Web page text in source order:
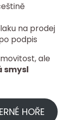
na prodej
podpis
ale
smysl
HOŘE